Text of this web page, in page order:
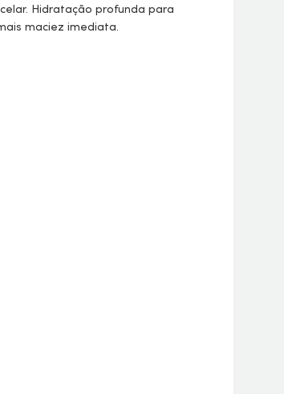
Hidratação profunda para
maciez imediata.